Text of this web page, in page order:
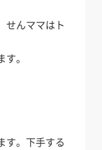
せんママはト
。
す。下手する